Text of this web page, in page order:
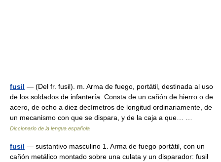
fusil — (Del fr. fusil). m. Arma de fuego, portátil, destinada al uso
de los soldados de infantería. Consta de un cañón de hierro o de
acero, de ocho a diez decímetros de longitud ordinariamente, de
un mecanismo con que se dispara, y de la caja a que… …
Diccionario de la lengua española
fusil — sustantivo masculino 1. Arma de fuego portátil, con un
cañón metálico montado sobre una culata y un disparador: fusil